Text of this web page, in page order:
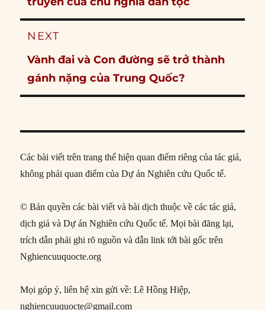
NEXT
Next
post:
Vành đai và Con đường sẽ trở thành
gánh nặng của Trung Quốc?
Các bài viết trên trang thể hiện quan điểm riêng của tác giả,
không phải quan điểm của Dự án Nghiên cứu Quốc tế.
© Bản quyền các bài viết và bài dịch thuộc về các tác giả,
dịch giả và Dự án Nghiên cứu Quốc tế. Mọi bài đăng lại,
trích dẫn phải ghi rõ nguồn và dẫn link tới bài gốc trên
Nghiencuuquocte.org
Mọi góp ý, liên hệ xin gửi về: Lê Hồng Hiệp,
nghiencuuquocte@gmail.com